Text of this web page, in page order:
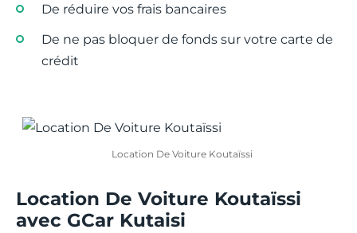
De réduire vos frais bancaires
De ne pas bloquer de fonds sur votre carte de
crédit
Location De Voiture Koutaïssi
Location De Voiture Koutaïssi
avec GCar Kutaisi